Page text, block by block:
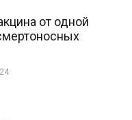
от одной